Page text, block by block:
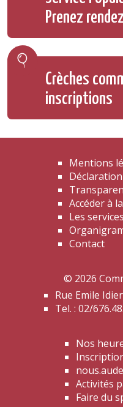
Prenez
Crèches
inscriptions
Mentions
Accéder à
Les
Contact
© 2026
Rue Emile
Tel. : 02/
Nos
Activités
Faire du